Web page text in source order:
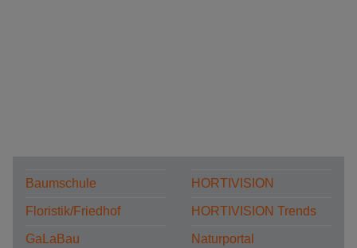
Baumschule
Floristik/Friedhof
GaLaBau
HORTIVISION
HORTIVISION Trends
Naturportal